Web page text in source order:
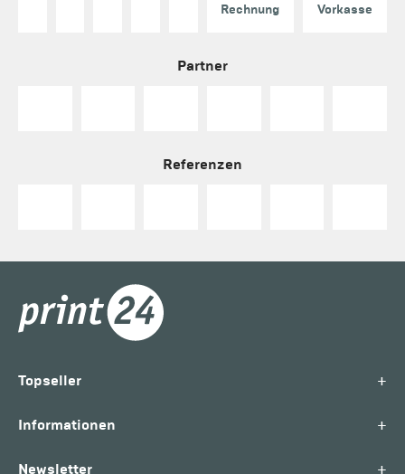
Rechnung Vorkasse
Partner
Referenzen
Topseller +
Informationen +
Newsletter +